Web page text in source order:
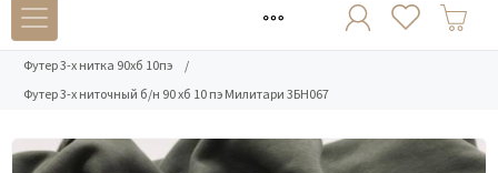
Каталог
Футер 3-х нитка 90хб 10пэ
/
Футер 3-х ниточный б/н 90 хб 10 пэ Милитари 3БН067